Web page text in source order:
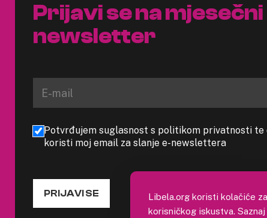
Prijavi se na mjesečni
newsletter
Potvrđujem suglasnost s politikom privatnosti te
koristi moj email za slanje e-newslettera
PRIJAVI SE
Libela.org koristi kolačiće
korisničkog iskustva.